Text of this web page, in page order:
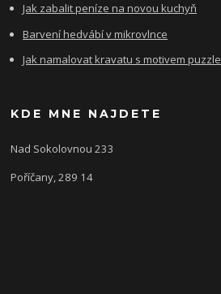
Jak zabalit peníze na novou kuchyň
Barvení hedvábí v mikrovlnce
Jak namalovat kravatu s motivem puzzle
KDE MNE NAJDETE
Nad Sokolovnou 233
Poříčany, 289 14